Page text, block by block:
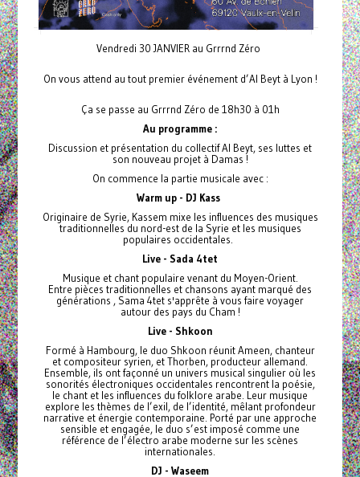
Vendredi 30 JANVIER au Grrrnd Zéro
On vous attend au tout premier événement d’Al Beyt à Lyon !
Ça se passe au Grrrnd Zéro de 18h30 à 01h
Au programme :
Discussion et présentation du collectif Al Beyt, ses luttes et
son nouveau projet à Damas !
On commence la partie musicale avec :
Warm up - DJ Kass
Originaire de Syrie, Kassem mixe les influences des musiques
traditionnelles du nord-est de la Syrie et les musiques
populaires occidentales.
Live - Sada 4tet
Musique et chant populaire venant du Moyen-Orient.
Entre pièces traditionnelles et chansons ayant marqué des
générations , Sama 4tet s'apprête à vous faire voyager
autour des pays du Cham !
Live - Shkoon
Formé à Hambourg, le duo Shkoon réunit Ameen, chanteur
et compositeur syrien, et Thorben, producteur allemand.
Ensemble, ils ont façonné un univers musical singulier où les
sonorités électroniques occidentales rencontrent la poésie,
le chant et les influences du folklore arabe. Leur musique
explore les thèmes de l’exil, de l’identité, mêlant profondeur
narrative et énergie contemporaine. Porté par une approche
sensible et engagée, le duo s’est imposé comme une
référence de l’électro arabe moderne sur les scènes
internationales.
DJ - Waseem